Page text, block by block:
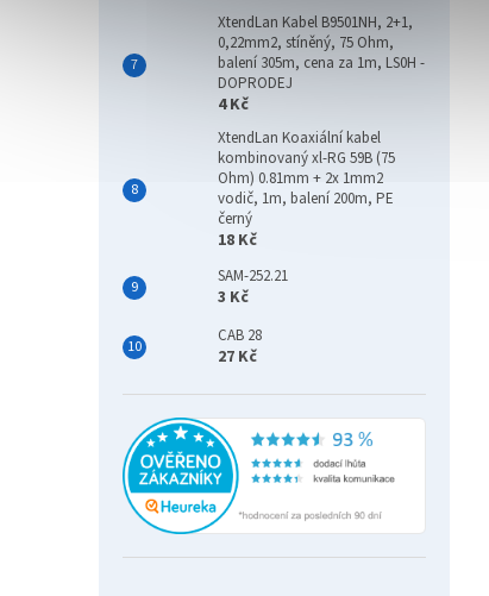
XtendLan Kabel B9501NH, 2+1,
0,22mm2, stíněný, 75 Ohm,
balení 305m, cena za 1m, LS0H -
DOPRODEJ
4 Kč
XtendLan Koaxiální kabel
kombinovaný xl-RG 59B (75
Ohm) 0.81mm + 2x 1mm2
vodič, 1m, balení 200m, PE
černý
18 Kč
SAM-252.21
3 Kč
CAB 28
27 Kč